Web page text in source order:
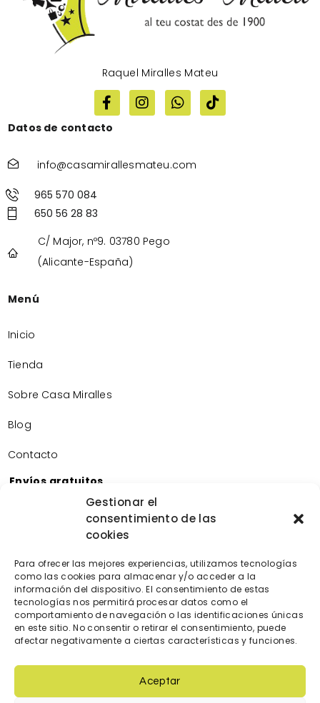
Gestionar el
consentimiento de las
cookies
Para ofrecer las mejores experiencias, utilizamos tecnologías
como las cookies para almacenar y/o acceder a la
información del dispositivo. El consentimiento de estas
tecnologías nos permitirá procesar datos como el
comportamiento de navegación o las identificaciones únicas
en este sitio. No consentir o retirar el consentimiento, puede
afectar negativamente a ciertas características y funciones.
Aceptar
Raquel Miralles Mateu
Datos de contacto
info@casamirallesmateu.com
965 570 084
650 56 28 83
C/ Major, nº9. 03780 Pego
(Alicante-España)
Menú
Inicio
Tienda
Sobre Casa Miralles
Blog
Contacto
Envíos gratuitos
Envíos gratuitos por la compra de más de 60€.
Devoluciones gratuitas
Devoluciones gratuitas en nuestra tienda física.
Pago seguro
Tarjeta de crédito/débito.
Transferencia bancaria.
Bizum.